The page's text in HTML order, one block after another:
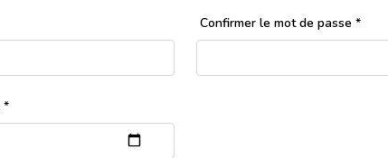
Confirmer le mot de passe *
*